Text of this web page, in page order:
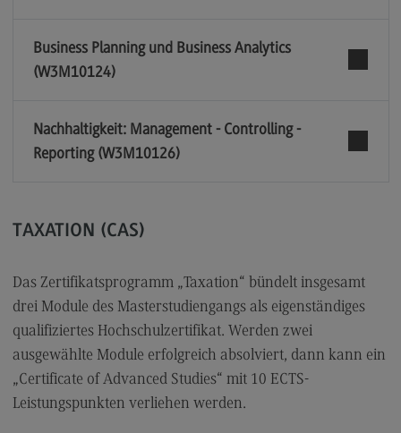
Business Planning und Business Analytics
(W3M10124)
Nachhaltigkeit: Management - Controlling -
Reporting (W3M10126)
TAXATION (CAS)
Das Zertifikatsprogramm „Taxation“ bündelt insgesamt
drei Module des Masterstudiengangs als eigenständiges
qualifiziertes Hochschulzertifikat. Werden zwei
ausgewählte Module erfolgreich absolviert, dann kann ein
„Certificate of Advanced Studies“ mit 10 ECTS-
Leistungspunkten verliehen werden.